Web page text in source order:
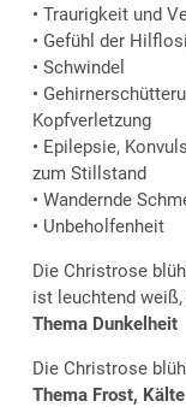
• Traurigkeit und
• Gefühl der
• Schwindel
•
Kopfverletzung
• Epilepsie,
zum Stillstand
• Wandernde
• Unbeholfenheit
Die Christrose
ist leuchtend weiß,
Thema Dunkelheit
Die Christrose
Thema Frost, Kälte